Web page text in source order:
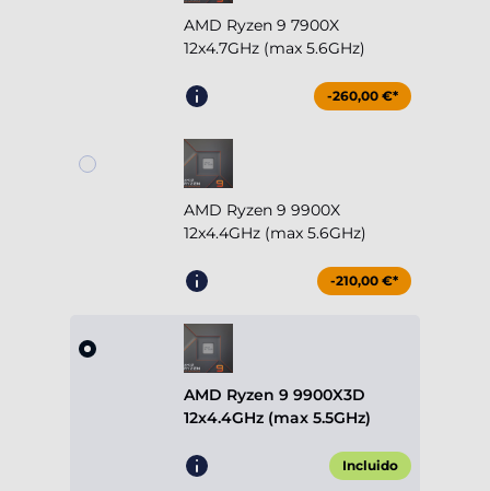
AMD Ryzen 9 7900X
12x4.7GHz (max 5.6GHz)
-260,00 €*
AMD Ryzen 9 9900X
12x4.4GHz (max 5.6GHz)
-210,00 €*
AMD Ryzen 9 9900X3D
12x4.4GHz (max 5.5GHz)
Incluido